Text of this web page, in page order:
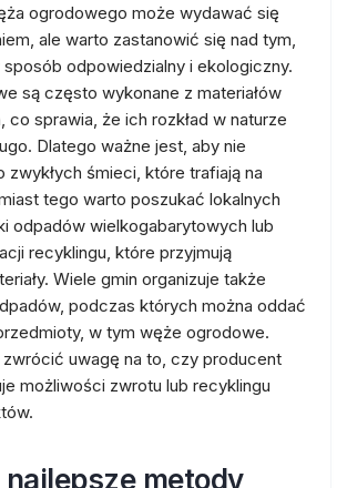
ogrodowego może wydawać się
ale warto zastanowić się nad tym,
odpowiedzialny i ekologiczny.
są często wykonane z materiałów
sprawia, że ich rozkład w naturze
Dlatego ważne jest, aby nie
zwykłych śmieci, które trafiają na
tego warto poszukać lokalnych
odpadów wielkogabarytowych lub
recyklingu, które przyjmują
Wiele gmin organizuje także
podczas których można oddać
w tym węże ogrodowe.
uwagę na to, czy producent
możliwości zwrotu lub recyklingu
najlepsze metody